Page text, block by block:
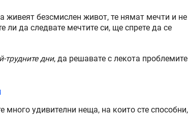
живеят безсмислен живот, те нямат мечти и не
ли да следвате мечтите си, ще спрете да се
трудните дни, да решавате с лекота проблемите
много удивителни неща, на които сте способни,